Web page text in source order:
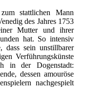
stattlichen Mann
des Jahres 1753
Mutter und ihrer
hat. So intensiv
dass sein unstillbarer
Verführungskünste
in der Dogenstadt:
dessen amouröse
nachgespielt